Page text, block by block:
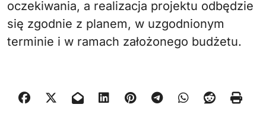
oczekiwania, a realizacja projektu odbędzie
się zgodnie z planem, w uzgodnionym
terminie i w ramach założonego budżetu.